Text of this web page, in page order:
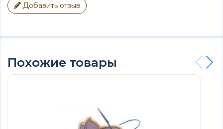
Добавить отзыв
Похожие товары